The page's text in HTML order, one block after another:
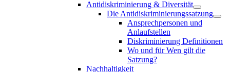
Antidiskriminierung & Diversität
Die Antidiskriminierungssatzung
Ansprechpersonen und
Anlaufstellen
Diskriminierung Definitionen
Wo und für Wen gilt die
Satzung?
Nachhaltigkeit